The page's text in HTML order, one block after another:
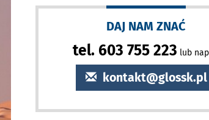
DAJ NAM ZNAĆ
tel. 603 755 223 lub
kontakt@glossk.pl